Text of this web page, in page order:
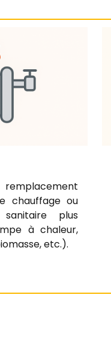
chauffage ou
plus
à chaleur,
etc.).